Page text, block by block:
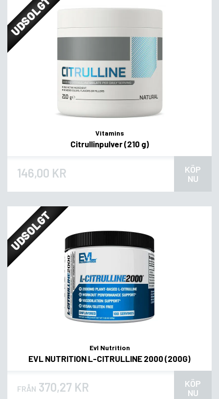
UDSOLGT
Vitamins
Citrullinpulver (210 g)
146,00 KR
KÖP
NU
UDSOLGT
Evl Nutrition
EVL NUTRITION L-CITRULLINE 2000 (200G)
FRÅN 370,27 KR
KÖP
NU